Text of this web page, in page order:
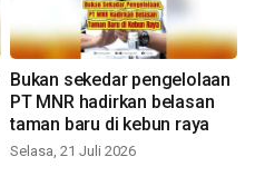
Bukan sekedar pengelolaan
PT MNR hadirkan belasan
taman baru di kebun raya
Selasa, 21 Juli 2026